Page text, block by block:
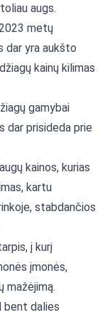
augs.
metų
dar yra aukšto
kainų kilimas
gamybai
dar prisideda prie
kainos, kurias
kartu
stabdančios
į kurį
įmonės,
mažėjimą.
bent dalies